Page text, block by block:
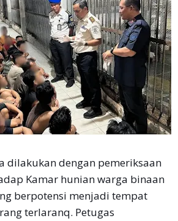
dilakukan dengan pemeriksaan
Kamar hunian warga binaan
berpotensi menjadi tempat
terlaranq. Petugas